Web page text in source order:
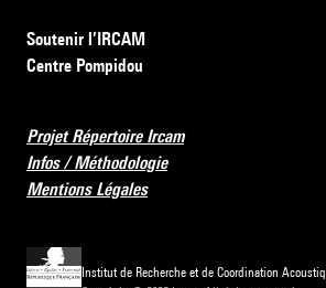
Soutenir l’IRCAM
Centre Pompidou
Projet Répertoire Ircam
Infos / Méthodologie
Mentions Légales
Institut de Recherche et de Coordination